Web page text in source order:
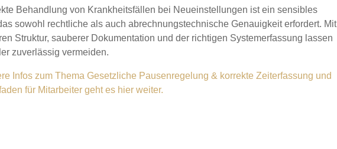
Behandlung von Krankheitsfällen bei Neueinstellungen ist ein sensibles
sowohl rechtliche als auch abrechnungstechnische Genauigkeit erfordert. Mit
Struktur, sauberer Dokumentation und der richtigen Systemerfassung lassen
zuverlässig vermeiden.
Infos zum Thema Gesetzliche Pausenregelung & korrekte Zeiterfassung und
für Mitarbeiter geht es hier weiter.